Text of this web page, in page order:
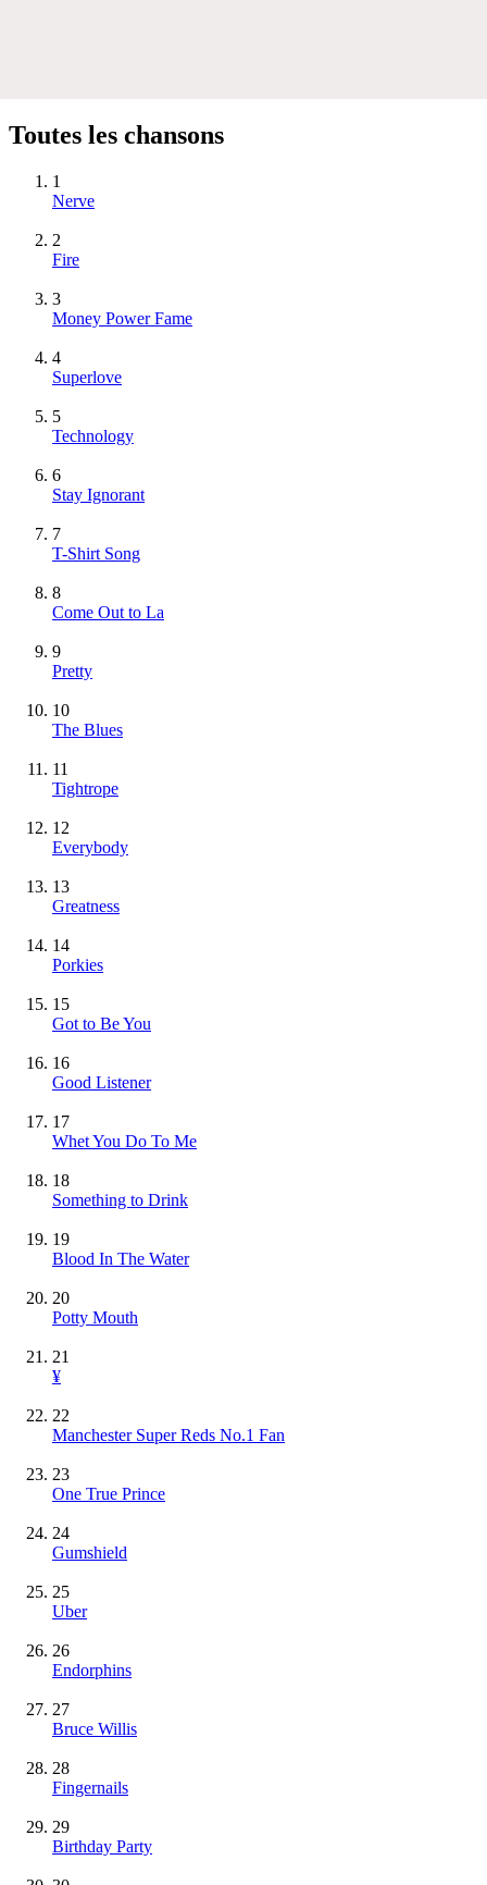
Toutes les chansons
1
Nerve
2
Fire
3
Money Power Fame
4
Superlove
5
Technology
6
Stay Ignorant
7
T-Shirt Song
8
Come Out to La
9
Pretty
10
The Blues
11
Tightrope
12
Everybody
13
Greatness
14
Porkies
15
Got to Be You
16
Good Listener
17
Whet You Do To Me
18
Something to Drink
19
Blood In The Water
20
Potty Mouth
21
¥
22
Manchester Super Reds No.1 Fan
23
One True Prince
24
Gumshield
25
Uber
26
Endorphins
27
Bruce Willis
28
Fingernails
29
Birthday Party